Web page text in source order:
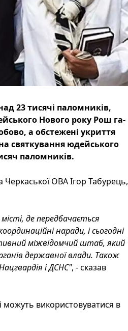
23 тисячі паломників,
Нового року Рош га-
а обстежені укриття
святкування юдейського
паломників.
Черкаської ОВА Ігор Табурець,
де передбачається
наради, і сьогодні
міжвідомчий штаб, який
державної влади. Також
і ДСНС", - сказав
можуть використовуватися в